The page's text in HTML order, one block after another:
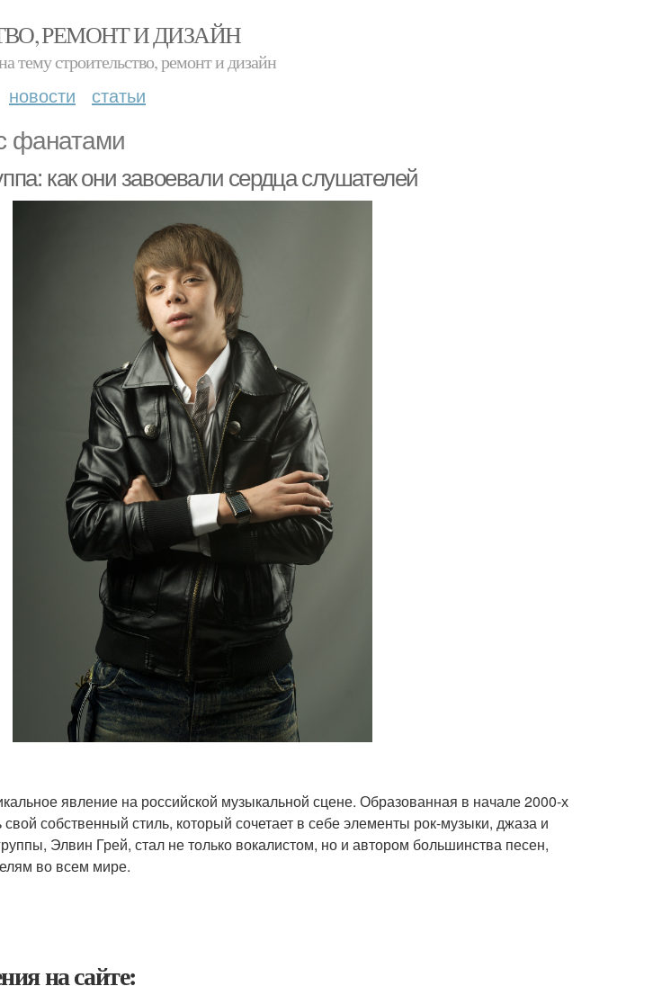
РЕМОНТ И ДИЗАЙН
тему строительство, ремонт и дизайн
новости статьи
фанатами
как они завоевали сердца слушателей
явление на российской музыкальной сцене. Образованная в начале 2000-х
свой собственный стиль, который сочетает в себе элементы рок-музыки, джаза и
Элвин Грей, стал не только вокалистом, но и автором большинства песен,
во всем мире.
на сайте: